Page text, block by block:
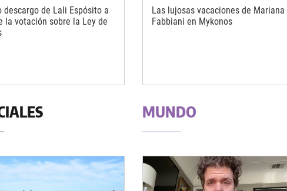
descargo de Lali Espósito a
la votación sobre la Ley de
Las lujosas vacaciones de Mariana
Fabbiani en Mykonos
MUNDO